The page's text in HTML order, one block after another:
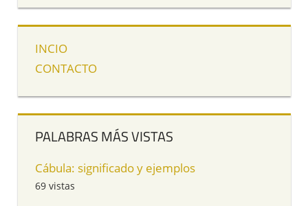
INCIO
CONTACTO
PALABRAS MÁS VISTAS
Cábula: significado y ejemplos
69 vistas